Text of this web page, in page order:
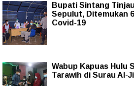
Bupati Sintang
Sepulut, Ditemukan
Covid-19
Wabup Kapuas Hulu
Tarawih di Surau Al-